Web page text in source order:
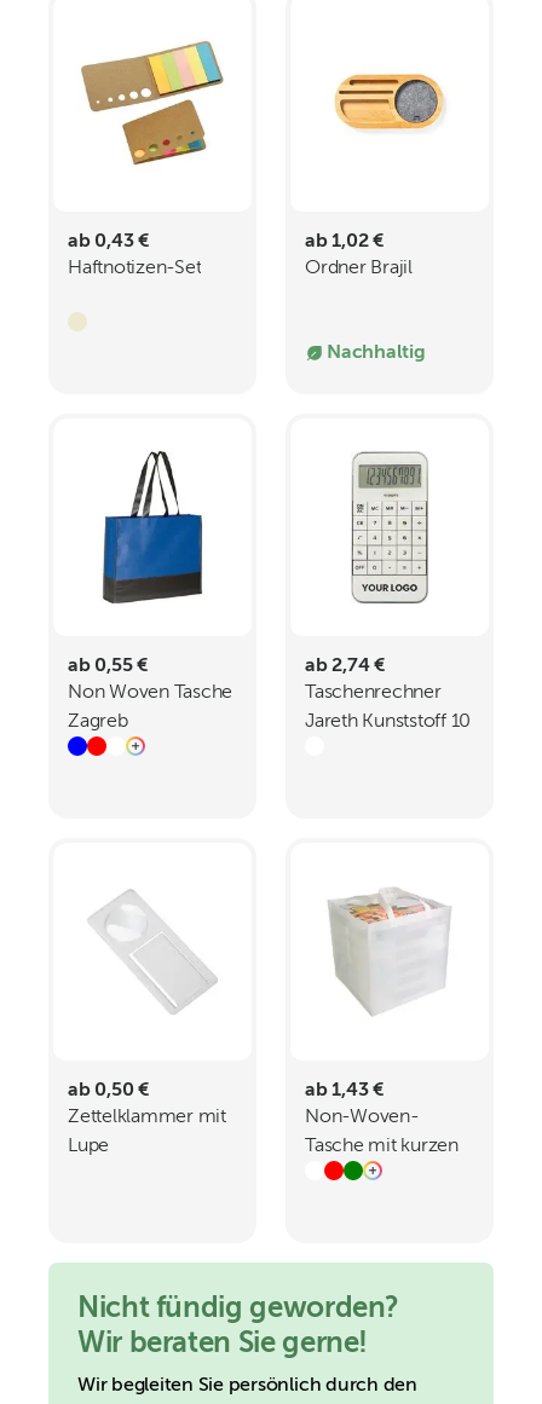
ab 0,43 €
Haftnotizen-Set
ab 1,02 €
Ordner Brajil
Nachhaltig
ab 0,55 €
Non Woven Tasche
Zagreb
ab 2,74 €
Taschenrechner
Jareth Kunststoff 10
ab 0,50 €
Zettelklammer mit
Lupe
ab 1,43 €
Non-Woven-
Tasche mit kurzen
Griffen - 80 gm -
Nicht fündig geworden?
Wir beraten Sie gerne!
Wir begleiten Sie persönlich durch den